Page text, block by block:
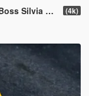
Silvia S14 (4k)